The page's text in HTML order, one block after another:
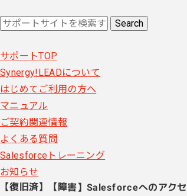
サポートTOP
Synergy!LEADについて
はじめてご利用の方へ
マニュアル
ご契約関連情報
よくある質問
Salesforceトレーニング
お知らせ
【復旧済】【障害】Salesforceへのアク